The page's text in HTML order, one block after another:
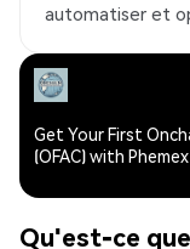
automatiser et
Get Your First
(OFAC) with Phemex
Qu'est-ce